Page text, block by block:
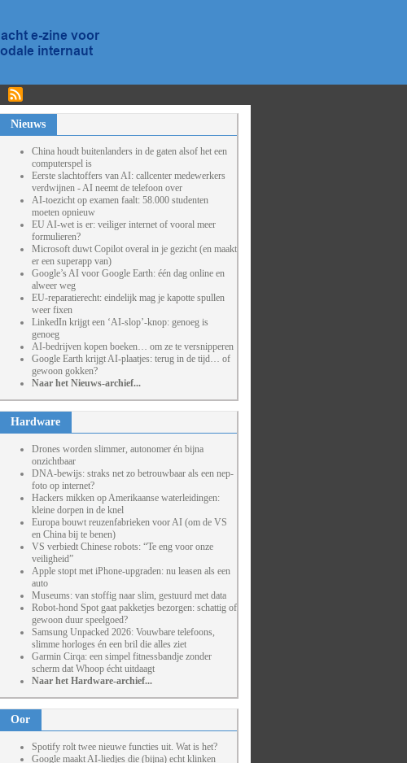
Nieuws
China houdt buitenlanders in de gaten alsof het een
computerspel is
Eerste slachtoffers van AI: callcenter medewerkers
verdwijnen - AI neemt de telefoon over
AI-toezicht op examen faalt: 58.000 studenten
moeten opnieuw
EU AI-wet is er: veiliger internet of vooral meer
formulieren?
Microsoft duwt Copilot overal in je gezicht (en maakt
er een superapp van)
Google’s AI voor Google Earth: één dag online en
alweer weg
EU-reparatierecht: eindelijk mag je kapotte spullen
weer fixen
LinkedIn krijgt een ‘AI-slop’-knop: genoeg is
genoeg
AI-bedrijven kopen boeken… om ze te versnipperen
Google Earth krijgt AI-plaatjes: terug in de tijd… of
gewoon gokken?
Naar het Nieuws-archief...
Hardware
Drones worden slimmer, autonomer én bijna
onzichtbaar
DNA-bewijs: straks net zo betrouwbaar als een nep-
foto op internet?
Hackers mikken op Amerikaanse waterleidingen:
kleine dorpen in de knel
Europa bouwt reuzenfabrieken voor AI (om de VS
en China bij te benen)
VS verbiedt Chinese robots: “Te eng voor onze
veiligheid”
Apple stopt met iPhone-upgraden: nu leasen als een
auto
Museums: van stoffig naar slim, gestuurd met data
Robot-hond Spot gaat pakketjes bezorgen: schattig of
gewoon duur speelgoed?
Samsung Unpacked 2026: Vouwbare telefoons,
slimme horloges én een bril die alles ziet
Garmin Cirqa: een simpel fitnessbandje zonder
scherm dat Whoop écht uitdaagt
Naar het Hardware-archief...
Oor
Spotify rolt twee nieuwe functies uit. Wat is het?
Google maakt AI-liedjes die (bijna) echt klinken